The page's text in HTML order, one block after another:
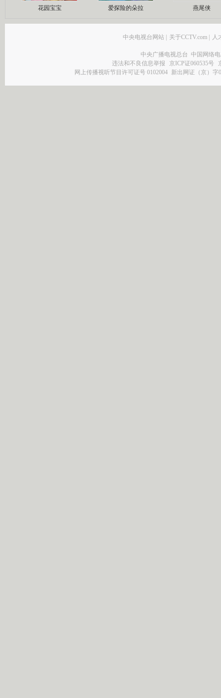
花园宝宝 爱探险的朵拉 燕尾侠
中央电视台网站 关于CCTV.com 人
中央广播电视总台 中国网络
违法和不良信息举报
京ICP证060535号
网上传播视听节目许可证号 0102004 新出网证（京）